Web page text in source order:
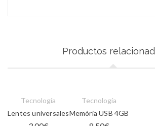
Productos
Tecnología
Lentes universales
Tecnología
Memória USB 4GB